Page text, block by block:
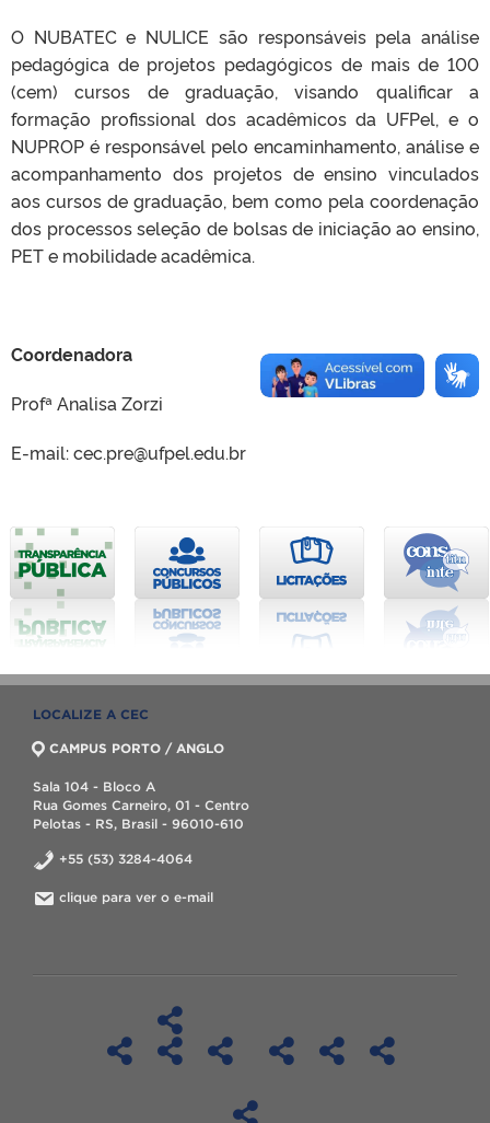
O NUBATEC e NULICE são responsáveis pela análise
pedagógica de projetos pedagógicos de mais de 100
(cem) cursos de graduação, visando qualificar a
formação profissional dos acadêmicos da UFPel, e o
NUPROP é responsável pelo encaminhamento, análise e
acompanhamento dos projetos de ensino vinculados
aos cursos de graduação, bem como pela coordenação
dos processos seleção de bolsas de iniciação ao ensino,
PET e mobilidade acadêmica.
Coordenadora
Profª Analisa Zorzi
E-mail: cec.pre@ufpel.edu.br
LOCALIZE A CEC
CAMPUS PORTO / ANGLO
Sala 104 - Bloco A
Rua Gomes Carneiro, 01 - Centro
Pelotas - RS, Brasil - 96010-610
+55 (53) 3284-4064
clique para ver o e-mail